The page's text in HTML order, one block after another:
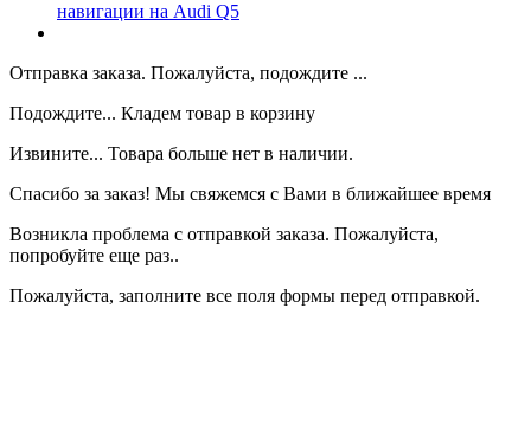
навигации на Audi Q5
Отправка заказа. Пожалуйста, подождите ...
Подождите... Кладем товар в корзину
Извините... Товара больше нет в наличии.
Спасибо за заказ! Мы свяжемся с Вами в ближайшее время
Возникла проблема с отправкой заказа. Пожалуйста,
попробуйте еще раз..
Пожалуйста, заполните все поля формы перед отправкой.